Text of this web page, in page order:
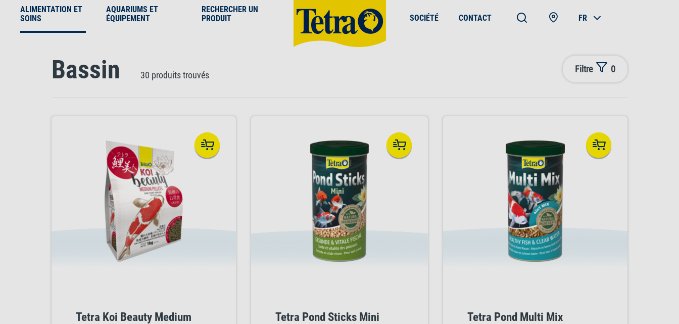
ALIMENTATION ET
SOINS
AQUARIUMS ET
ÉQUIPEMENT
RECHERCHER UN
PRODUIT
SOCIÉTÉ CONTACT FR
Bassin 30 produits trouvés
Filtre 0
Tetra Koi Beauty Medium Tetra Pond Sticks Mini Tetra Pond Multi Mix